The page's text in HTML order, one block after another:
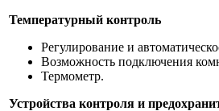
Температурный контроль
Регулирование и
Возможность подключения
Термометр.
Устройства контроля и